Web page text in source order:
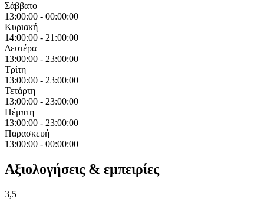
Σάββατο
13:00:00 - 00:00:00
Κυριακή
14:00:00 - 21:00:00
Δευτέρα
13:00:00 - 23:00:00
Τρίτη
13:00:00 - 23:00:00
Τετάρτη
13:00:00 - 23:00:00
Πέμπτη
13:00:00 - 23:00:00
Παρασκευή
13:00:00 - 00:00:00
Αξιολογήσεις & εμπειρίες
3,5